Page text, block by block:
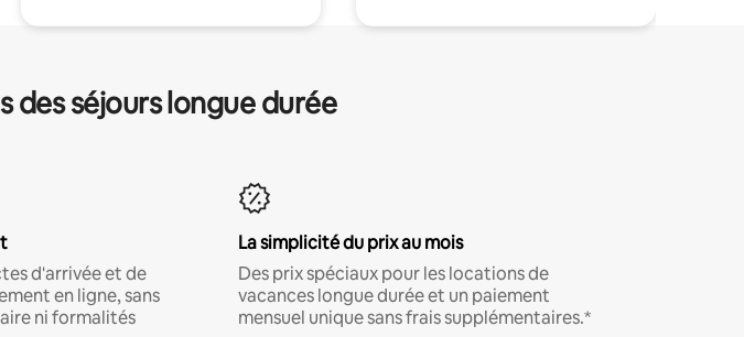
des séjours longue durée
d'arrivée et de
en ligne, sans
ni formalités
La simplicité du prix au mois
Des prix spéciaux pour les locations de
vacances longue durée et un paiement
mensuel unique sans frais supplémentaires.*